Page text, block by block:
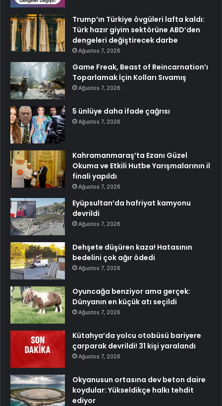
Trump’ın Türkiye övgüleri lafta kaldı:
Türk hazır giyim sektörüne ABD’den
dengeleri değiştirecek darbe
Ağustos 7, 2026
Game Freak, Beast of Reincarnation’ı
Toparlamak İçin Kolları Sıvamış
Ağustos 7, 2026
5 ünlüye daha ifade çağrısı
Ağustos 7, 2026
Kahramanmaraş’ta Ezanı Güzel
Okuma ve Etkili Hutbe Yarışmalarının il
finali yapıldı
Ağustos 7, 2026
Eyüpsultan’da hafriyat kamyonu
devrildi
Ağustos 7, 2026
Dehşete düşüren kaza! Hatasının
bedelini çok ağır ödedi
Ağustos 7, 2026
Oyuncağa benziyor ama gerçek:
Dünyanın en küçük atı seçildi
Ağustos 7, 2026
Kütahya’da yolcu otobüsü bariyere
çarparak devrildi! 31 kişi yaralandı
Ağustos 7, 2026
Okyanusun ortasına dev beton daire
koydular: Yükseldikçe halkı tehdit
ediyor